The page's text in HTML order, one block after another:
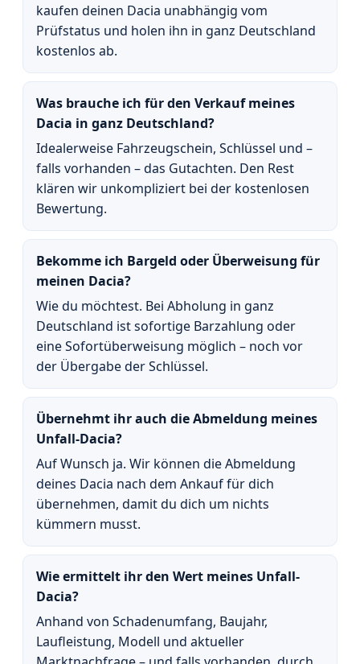
kaufen deinen Dacia unabhängig vom
Prüfstatus und holen ihn in ganz Deutschland
kostenlos ab.
Was brauche ich für den Verkauf meines
Dacia in ganz Deutschland?
Idealerweise Fahrzeugschein, Schlüssel und –
falls vorhanden – das Gutachten. Den Rest
klären wir unkompliziert bei der kostenlosen
Bewertung.
Bekomme ich Bargeld oder Überweisung für
meinen Dacia?
Wie du möchtest. Bei Abholung in ganz
Deutschland ist sofortige Barzahlung oder
eine Sofortüberweisung möglich – noch vor
der Übergabe der Schlüssel.
Übernehmt ihr auch die Abmeldung meines
Unfall-Dacia?
Auf Wunsch ja. Wir können die Abmeldung
deines Dacia nach dem Ankauf für dich
übernehmen, damit du dich um nichts
kümmern musst.
Wie ermittelt ihr den Wert meines Unfall-
Dacia?
Anhand von Schadenumfang, Baujahr,
Laufleistung, Modell und aktueller